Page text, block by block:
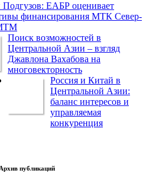
Подгузов: ЕАБР оценивает
финансирования МТК Север-
Поиск возможностей в
Центральной Азии – взгляд
Джавлона Вахабова на
многовекторность
Россия и Китай в
Центральной Азии:
баланс интересов и
управляемая
конкуренция
Архив публикаций